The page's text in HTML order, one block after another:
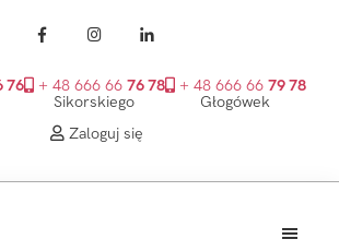
76
+ 48 666 66 76 78
Sikorskiego
+ 48 666 66 79 78
Głogówek
Zaloguj się